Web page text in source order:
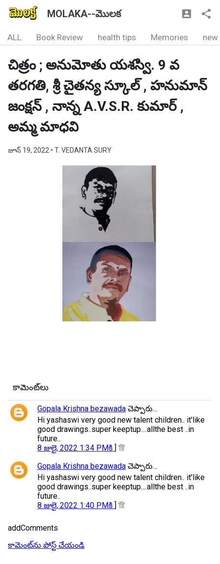
MOLAKA--మొలక
ALL Book Review health tips Memories new
చిత్రం ; అనుమోతు యశస్వి. 9 వ
తరగతి, శ్రీ చైతన్య స్కూల్ , హనుమాన్
జంక్షన్ , నాన్న A.V.S.R. కుమార్ ,
అమ్మ మాధవి
జూన్ 19, 2022 • T. VEDANTA SURY
కామెంట్‌లు
Gopala Krishna bezawada చెప్పారు…
Hi yashaswi very good new talent children.. it'like
good drawings..super keeptup....allthe best ..in
future..
8 జులై, 2022 1:34 PMకి ]
Gopala Krishna bezawada చెప్పారు…
Hi yashaswi very good new talent children.. it'like
good drawings..super keeptup....allthe best ..in
future..
8 జులై, 2022 1:40 PMకి ]
addComments
కామెంట్‌ను పోస్ట్ చేయండి